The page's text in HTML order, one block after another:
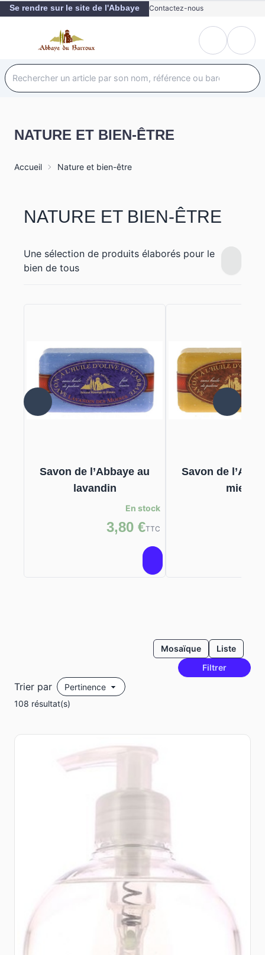
Se rendre sur le site de l'Abbaye Contactez-nous
NATURE ET BIEN-ÊTRE
Accueil Nature et bien-être
NATURE ET BIEN-ÊTRE
Une sélection de produits élaborés pour le
bien de tous
Savon de l’Abbaye au
lavandin
En stock
3,80 €TTC
Savon de
miel
Filtrer
Mosaïque Liste
Trier par
108 résultat(s)